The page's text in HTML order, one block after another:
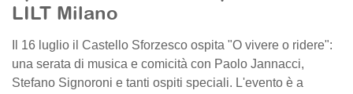
LILT Milano
Il 16 luglio il Castello Sforzesco ospita "O vivere o ridere":
una serata di musica e comicità con Paolo Jannacci,
Stefano Signoroni e tanti ospiti speciali. L'evento è a